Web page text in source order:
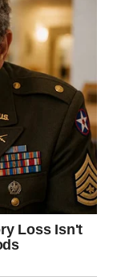
se sastojci
s praškom za
tijesto.
lista papira za